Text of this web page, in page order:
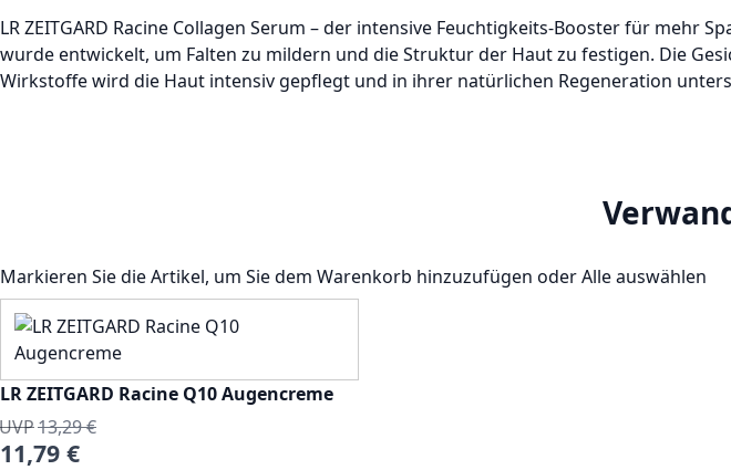
LR ZEITGARD Racine Collagen Serum – der intensive Feuchtigkeits-Booster für
wurde entwickelt, um Falten zu mildern und die Struktur der Haut zu festigen. Die
Wirkstoffe wird die Haut intensiv gepflegt und in ihrer natürlichen Regeneration
Markieren Sie die Artikel, um Sie dem Warenkorb hinzuzufügen oderAlle auswählen
LR ZEITGARD Racine Q10 Augencreme
UVP13,29 €
11,79 €